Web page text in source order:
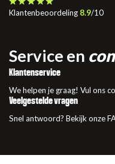
Klantenbeoordeling 8.9/10
Service en
Klantenservice
We helpen je graag! Vul ons
Veelgestelde vragen
Snel antwoord? Bekijk onze